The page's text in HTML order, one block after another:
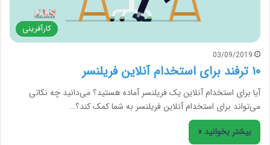
کارآفرینی
03/09/2019
۱۰ ترفند برای استخدام آنلاین فریلنسر
آیا برای استخدام آنلاین یک فریلنسر آماده هستید؟ می‌دانید چه نکاتی
می‌تواند برای استخدام آنلاین فریلنسر به شما کمک کند؟…
بیشتر بخوانید »